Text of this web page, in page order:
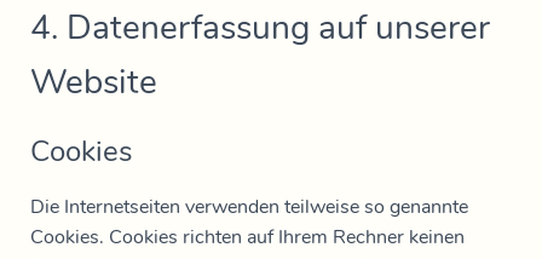
4. Datenerfassung auf unserer
Website
Cookies
Die Internetseiten verwenden teilweise so genannte
Cookies. Cookies richten auf Ihrem Rechner keinen